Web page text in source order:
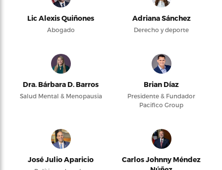
Lic Alexis Quiñones
Abogado
Adriana Sánchez
Derecho y deporte
Dra. Bárbara D. Barros
Salud Mental & Menopausia
Brian Díaz
Presidente & Fundador
Pacifico Group
José Julio Aparicio
Carlos Johnny Méndez